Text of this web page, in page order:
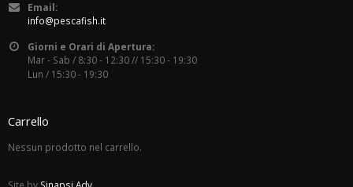
Email:
info@pescafish.it
Giorni e Orari di Apertura:
Mar - Sab / 8:30 - 12:30 // 15:30 - 19:30
Lun / 15:30 - 19:30
Carrello
Nessun prodotto nel carrello.